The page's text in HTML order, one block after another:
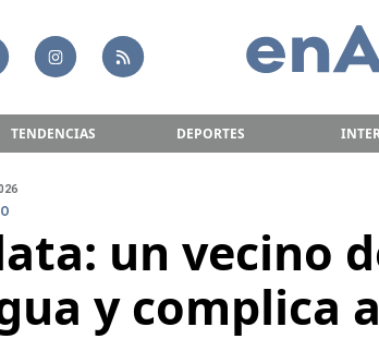
TENDENCIAS DEPORTES
un vecino
y complica